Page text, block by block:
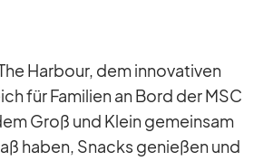
Har­bour, dem in­no­va­ti­ven
für Fa­mi­lien an Bord der MSC
Groß und Klein ge­mein­sam
ha­ben, Snacks ge­nie­ßen und